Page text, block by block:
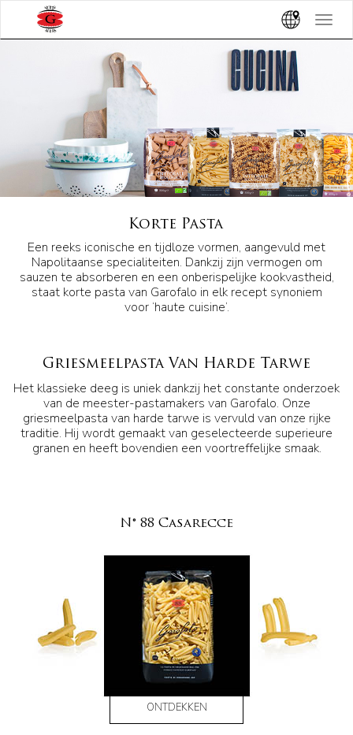
Toggle
Korte Pasta
Een reeks iconische en tijdloze vormen, aangevuld met
Napolitaanse specialiteiten. Dankzij zijn vermogen om
sauzen te absorberen en een onberispelijke kookvastheid,
staat korte pasta van Garofalo in elk recept synoniem
voor ‘haute cuisine’.
Griesmeelpasta Van Harde Tarwe
Het klassieke deeg is uniek dankzij het constante onderzoek
van de meester-pastamakers van Garofalo. Onze
griesmeelpasta van harde tarwe is vervuld van onze rijke
traditie. Hij wordt gemaakt van geselecteerde superieure
granen en heeft bovendien een voortreffelijke smaak.
N° 88 Casarecce
ONTDEKKEN